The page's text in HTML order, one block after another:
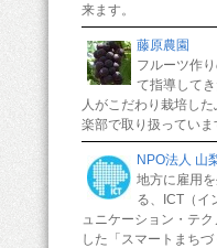
来ます。
藤原農園
フルーツ作
て指導して
人がこだわり栽培し
楽部で取り扱っていま
NPO法人 山
地方に雇用
る、ICT（イ
ュニケーション・テ
した「スマートまち